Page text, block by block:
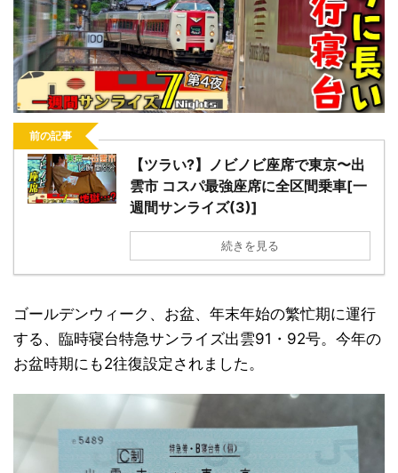
前の記事
【ツラい?】ノビノビ座席で東京〜出
雲市 コスパ最強座席に全区間乗車[一
週間サンライズ(3)]
続きを見る
ゴールデンウィーク、お盆、年末年始の繁忙期に運行
する、臨時寝台特急サンライズ出雲91・92号。今年の
お盆時期にも2往復設定されました。